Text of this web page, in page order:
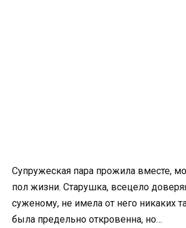
Супружеская пара прожила вместе,
пол жизни. Старушка, всецело
суженому, не имела от него никаких
была предельно откровенна, но…